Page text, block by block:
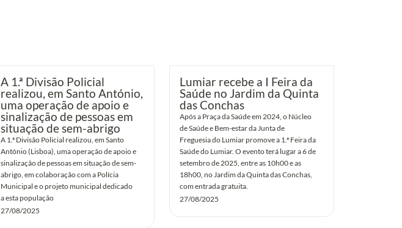
A 1.ª Divisão Policial
realizou, em Santo António,
uma operação de apoio e
sinalização de pessoas em
situação de sem-abrigo
A 1.ª Divisão Policial realizou, em Santo
António (Lisboa), uma operação de apoio e
sinalização de pessoas em situação de sem-
abrigo, em colaboração com a Polícia
Municipal e o projeto municipal dedicado
a esta população
27/08/2025
Lumiar recebe a I Feira da
Saúde no Jardim da Quinta
das Conchas
Após a Praça da Saúde em 2024, o Núcleo
de Saúde e Bem-estar da Junta de
Freguesia do Lumiar promove a 1.ª Feira da
Saúde do Lumiar. O evento terá lugar a 6 de
setembro de 2025, entre as 10h00 e as
18h00, no Jardim da Quinta das Conchas,
com entrada gratuita.
27/08/2025